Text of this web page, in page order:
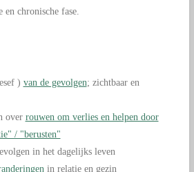
en chronische fase.
) van de gevolgen; zichtbaar en
over rouwen om verlies en helpen door
/ "berusten"
in het dagelijks leven
in relatie en gezin